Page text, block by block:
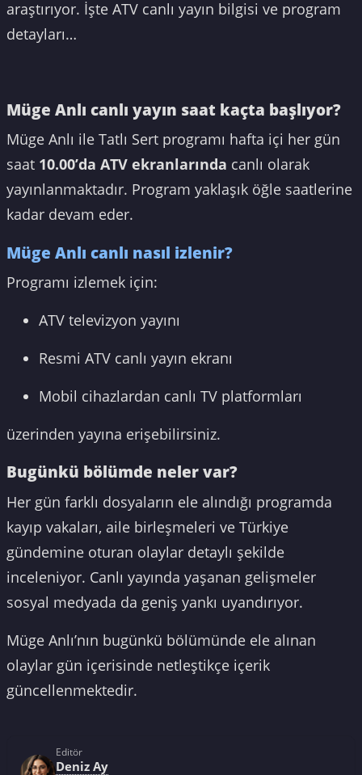
araştırıyor. İşte ATV canlı yayın bilgisi ve program
detayları…
Müge Anlı canlı yayın saat kaçta başlıyor?
Müge Anlı ile Tatlı Sert programı hafta içi her gün
saat 10.00’da ATV ekranlarında canlı olarak
yayınlanmaktadır. Program yaklaşık öğle saatlerine
kadar devam eder.
Müge Anlı canlı nasıl izlenir?
Programı izlemek için:
ATV televizyon yayını
Resmi ATV canlı yayın ekranı
Mobil cihazlardan canlı TV platformları
üzerinden yayına erişebilirsiniz.
Bugünkü bölümde neler var?
Her gün farklı dosyaların ele alındığı programda
kayıp vakaları, aile birleşmeleri ve Türkiye
gündemine oturan olaylar detaylı şekilde
inceleniyor. Canlı yayında yaşanan gelişmeler
sosyal medyada da geniş yankı uyandırıyor.
Müge Anlı’nın bugünkü bölümünde ele alınan
olaylar gün içerisinde netleştikçe içerik
güncellenmektedir.
Editör
Deniz Ay